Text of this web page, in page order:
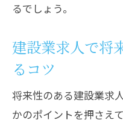
るでしょう。
建設業求人で将
るコツ
将来性のある建設業求
かのポイントを押さえ